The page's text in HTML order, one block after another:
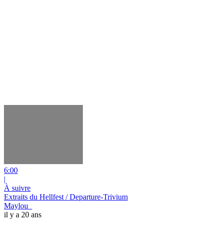
6:00
|
À suivre
Extraits du Hellfest / Departure-Trivium
Maylou_
il y a 20 ans